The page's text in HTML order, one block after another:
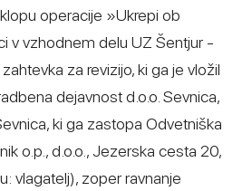
operacije »Ukrepi ob
v vzhodnem delu UZ Šentjur -
za revizijo, ki ga je vložil
dejavnost d.o.o. Sevnica,
ki ga zastopa Odvetniška
o.p., d.o.o., Jezerska cesta 20,
vlagatelj), zoper ravnanje